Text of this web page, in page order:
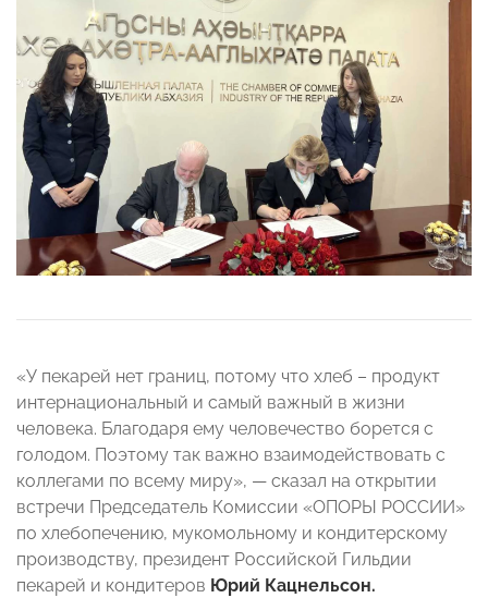
«У пекарей нет границ, потому что хлеб – продукт
интернациональный и самый важный в жизни
человека. Благодаря ему человечество борется с
голодом. Поэтому так важно взаимодействовать с
коллегами по всему миру», — сказал на открытии
встречи Председатель Комиссии «ОПОРЫ РОССИИ»
по хлебопечению, мукомольному и кондитерскому
производству, президент Российской Гильдии
пекарей и кондитеров Юрий Кацнельсон.